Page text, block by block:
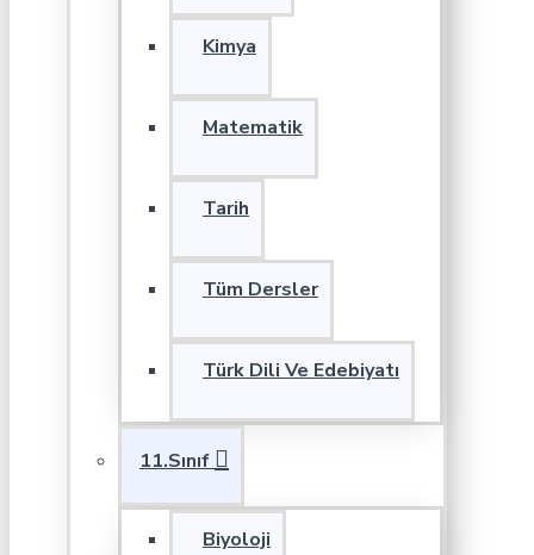
Kimya
Matematik
Tarih
Tüm Dersler
Türk Dili Ve Edebiyatı
11.Sınıf
Biyoloji